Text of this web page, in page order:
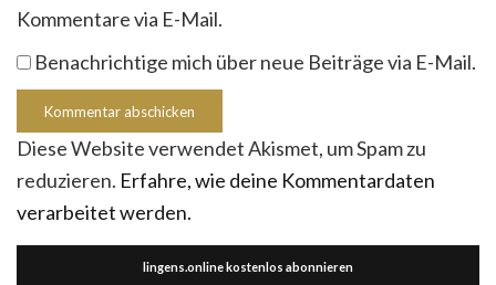
Kommentare via E-Mail.
Benachrichtige mich über neue Beiträge via E-Mail.
Diese Website verwendet Akismet, um Spam zu
reduzieren. Erfahre, wie deine Kommentardaten
verarbeitet werden.
lingens.online kostenlos abonnieren